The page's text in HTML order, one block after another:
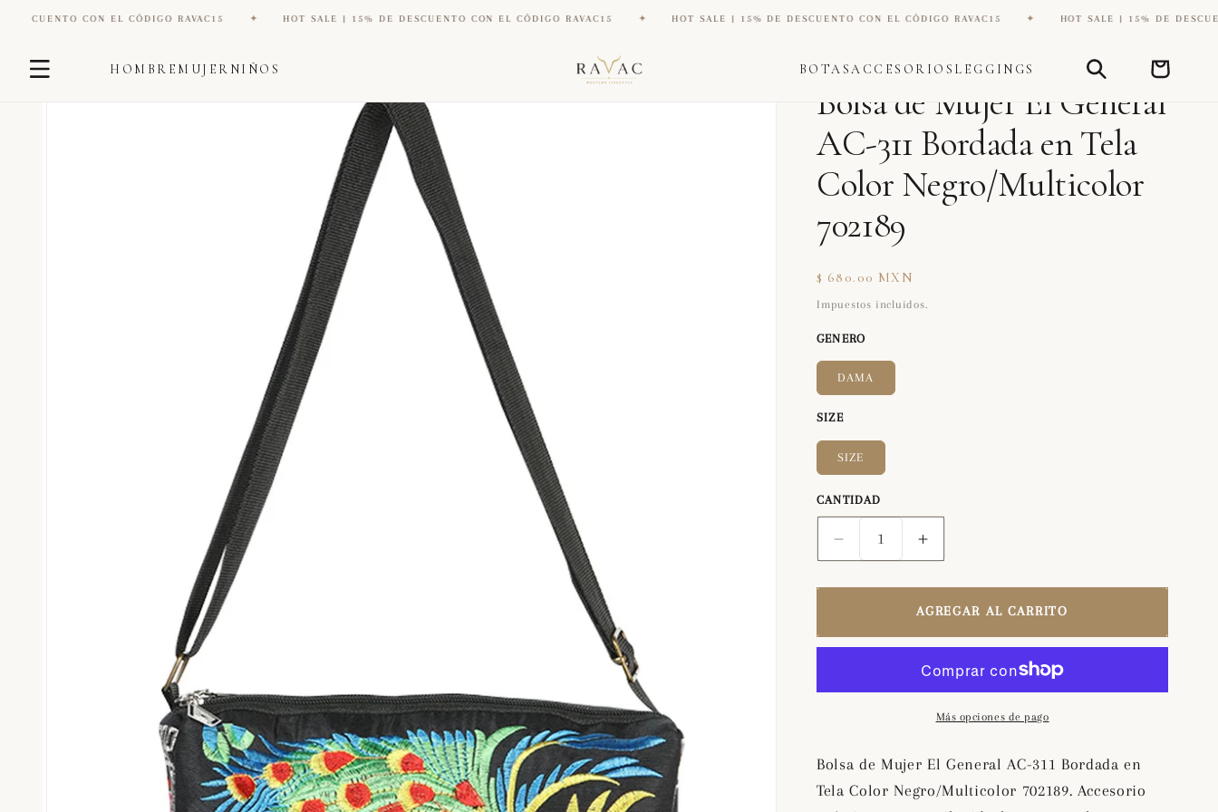
directamente
al contenido
CON EL CÓDIGO RAVAC15 ✦ HOT SALE | 15% DE DESCUENTO CON EL CÓDIGO RAVAC15 ✦ HOT SALE | 15% DE DESCUENTO CON EL CÓDIGO RAVAC15 ✦ HOT SALE | 15% DE DESCUENTO CON
HOMBRE MUJER NIÑOS BOTASACCESORIOS LEGGINGS Carrito
directamente
DIANA ZAPATERIA INC
Bolsa de Mujer El General
AC-311 Bordada en Tela
Color Negro/Multicolor
702189
Precio
habitual
$ 680.00 MXN
Impuestos incluidos.
GENERO
DAMA
SIZE
SIZE
CANTIDAD
Reducir
cantidad
para
Mujer
General
Bordada
en
Tela
Aumentar
cantidad
para
Bolsa
Mujer
El
General
AC-
Bordada
Tela
AGREGAR AL CARRITO
Más opciones de pago
Bolsa de Mujer El General AC-311 Bordada en
Tela Color Negro/Multicolor 702189. Accesorio